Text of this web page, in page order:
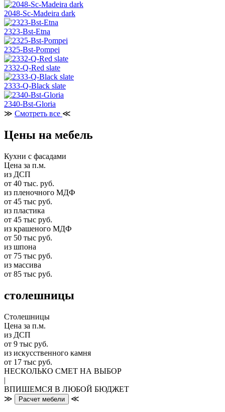
2048-Sc-Madeira dark
2323-Bst-Etna
2325-Bst-Pompei
2332-Q-Red slate
2333-Q-Black slate
2340-Bst-Gloria
≫ Смотреть все ≪
Цены на мебель
Кухни с фасадами
Цена за п.м.
из ДСП
от 40 тыс. руб.
из пленочного МДФ
от 45 тыс руб.
из пластика
от 45 тыс руб.
из крашеного МДФ
от 50 тыс руб.
из шпона
от 75 тыс руб.
из массива
от 85 тыс руб.
столешницы
Столешницы
Цена за п.м.
из ДСП
от 9 тыс руб.
из искусственного камня
от 17 тыс руб.
НЕСКОЛЬКО СМЕТ НА ВЫБОР
|
ВПИШЕМСЯ В ЛЮБОЙ БЮДЖЕТ
≫
Расчет мебели ≪